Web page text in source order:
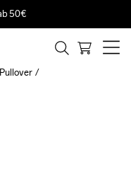
50€